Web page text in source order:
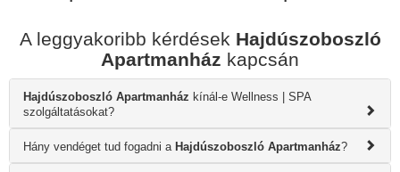
A leggyakoribb kérdések Hajdúszoboszló
Apartmanház kapcsán
Hajdúszoboszló Apartmanház kínál-e Wellness | SPA
szolgáltatásokat?
Hány vendéget tud fogadni a Hajdúszoboszló Apartmanház?